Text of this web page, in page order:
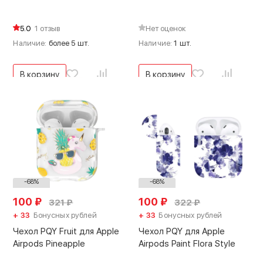
5.0 1 отзыв
Наличие: более 5 шт.
В корзину
Нет оценок
Наличие:1 шт.
В корзину
-68%
100 ₽ 321₽
+ 33 Бонусных рублей
Чехол PQY Fruit для Apple
Airpods Pineapple
-68%
100 ₽ 322₽
+ 33 Бонусных рублей
Чехол PQY для Apple
Airpods Paint Flora Style